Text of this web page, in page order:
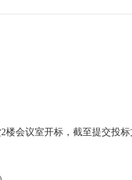
会议室开标，截至提交投